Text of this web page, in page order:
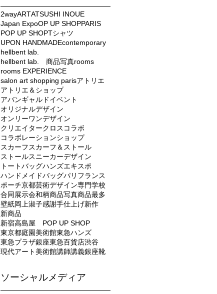
2wayARTATSUSHI INOUE
Japan ExpoOP UP SHOPPARIS
POP UP SHOPTシャツ
UPON HANDMADEcontemporary
hellbent lab.
hellbent lab. 商品写真rooms
rooms EXPERIENCE
salon art shopping parisアトリエ
アトリエ＆ショップ
アバンギャルドイベント
オリジナルデザイン
オンリーワンデザイン
クリエイタークロス コラボ
コラボレーションショップ
スカーフスカーフ＆ストール
ストールスニーカーデザイン
トートバッグハンズエキスポ
ハンドメイドバッグパリ フランス
ポーチ京都芸術デザイン専門学校
合同展示会和柄商品写真商品最多
壁紙岡上淑子感謝手仕上げ新作
新商品
新宿高島屋 POP UP SHOP
東京都庭園美術館東急ハンズ
東急プラザ銀座東急百貨店渋谷
現代アート 美術館講師講義銀座靴
ソーシャルメディア